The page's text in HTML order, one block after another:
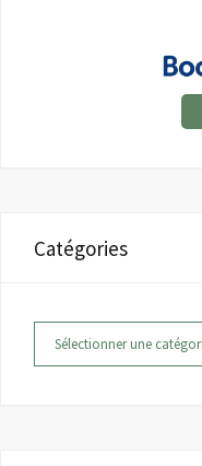
Catégories
Catégories